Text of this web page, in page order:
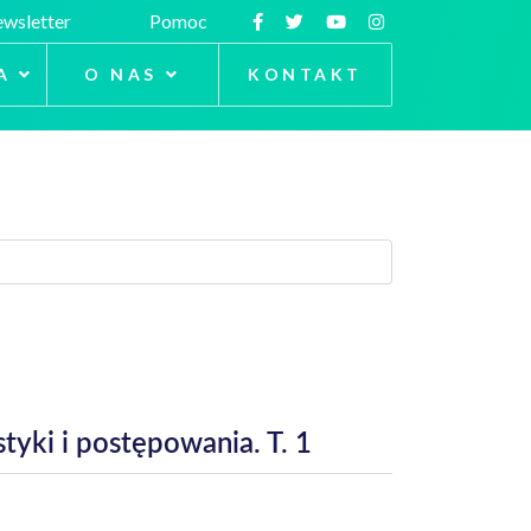
Pomoc
O NAS KONTAKT
i postępowania. T. 1